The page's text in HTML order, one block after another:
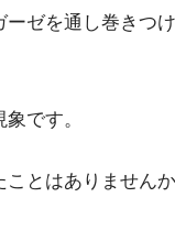
ゼを通し巻きつ
です。
とはありませんか